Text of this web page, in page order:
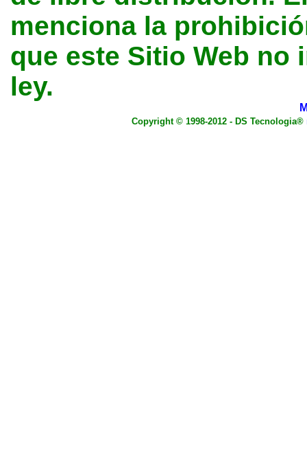
menciona la
que este Sitio Web no
ley.
Copyright © 1998-2012 - DS Tecnologia®